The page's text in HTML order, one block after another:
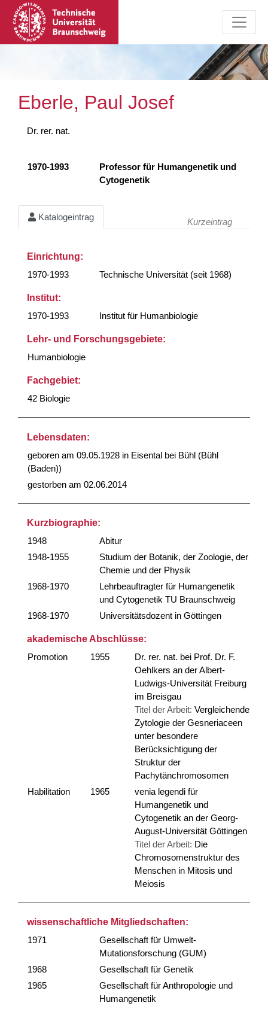
Eberle, Paul Josef
Dr. rer. nat.
1970-1993
Professor für Humangenetik und
Cytogenetik
Katalogeintrag Kurzeintrag
Einrichtung:
1970-1993
Technische Universität (seit 1968)
Institut:
1970-1993
Institut für Humanbiologie
Lehr- und Forschungsgebiete:
Humanbiologie
Fachgebiet:
42 Biologie
Lebensdaten:
geboren am 09.05.1928 in Eisental bei Bühl (Bühl
(Baden))
gestorben am 02.06.2014
Kurzbiographie:
1948
Abitur
1948-1955
Studium der Botanik, der Zoologie, der
Chemie und der Physik
1968-1970
Lehrbeauftragter für Humangenetik
und Cytogenetik TU Braunschweig
1968-1970
Universitätsdozent in Göttingen
akademische Abschlüsse:
Promotion
1955
Dr. rer. nat. bei Prof. Dr. F.
Oehlkers an der Albert-
Ludwigs-Universität Freiburg
im Breisgau
Titel der Arbeit: Vergleichende
Zytologie der Gesneriaceen
unter besondere
Berücksichtigung der
Struktur der
Pachytänchromosomen
Habilitation
1965
venia legendi für
Humangenetik und
Cytogenetik an der Georg-
August-Universität Göttingen
Titel der Arbeit: Die
Chromosomenstruktur des
Menschen in Mitosis und
Meiosis
wissenschaftliche Mitgliedschaften:
1971
Gesellschaft für Umwelt-
Mutationsforschung (GUM)
1968
Gesellschaft für Genetik
1965
Gesellschaft für Anthropologie und
Humangenetik